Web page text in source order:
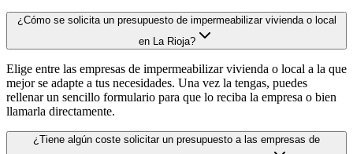
¿Cómo se solicita un presupuesto de impermeabilizar vivienda o local
en La Rioja?
Elige entre las empresas de impermeabilizar vivienda o local a la que
mejor se adapte a tus necesidades. Una vez la tengas, puedes
rellenar un sencillo formulario para que lo reciba la empresa o bien
llamarla directamente.
¿Tiene algún coste solicitar un presupuesto a las empresas de